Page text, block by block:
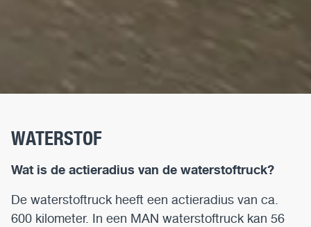
WATERSTOF
Wat is de actieradius van de waterstoftruck?
De waterstoftruck heeft een actieradius van ca.
600 kilometer. In een MAN waterstoftruck kan 56